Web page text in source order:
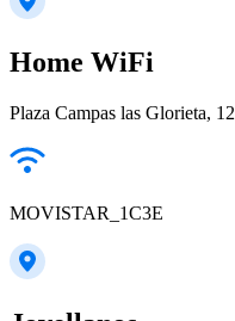
Home WiFi
Plaza Campas las Glorieta, 12
MOVISTAR_1C3E